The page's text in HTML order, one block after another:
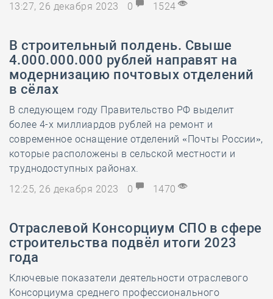
13:27, 26 декабря 2023
0 1524
В строительный полдень. Свыше
4.000.000.000 рублей направят на
модернизацию почтовых отделений
в сёлах
В следующем году Правительство РФ выделит
более 4-х миллиардов рублей на ремонт и
современное оснащение отделений «Почты России»,
которые расположены в сельской местности и
труднодоступных районах.
12:25, 26 декабря 2023
0 1470
Отраслевой Консорциум СПО в сфере
строительства подвёл итоги 2023
года
Ключевые показатели деятельности отраслевого
Консорциума среднего профессионального